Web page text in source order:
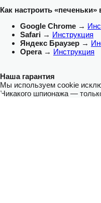
Как настроить «печеньки»
Google Chrome →
Safari → Инструкция
Яндекс Браузер →
Opera→ Инструкция
Наша гарантия
Мы используем cookie
Никакого шпионажа —